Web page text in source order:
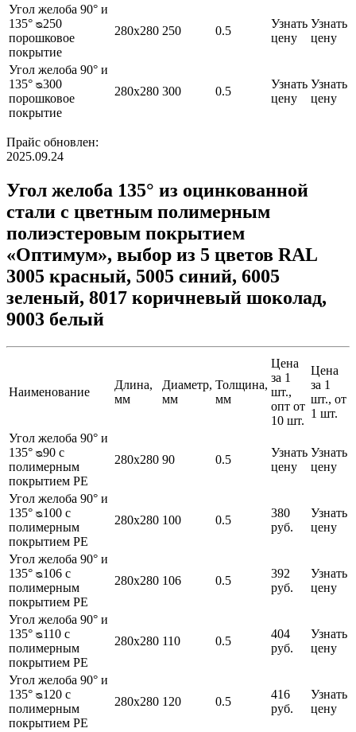
Угол желоба 90° и
135° ᴓ250
порошковое
покрытие
280х280 250 0.5
Узнать
цену
Узнать
цену
Угол желоба 90° и
135° ᴓ300
порошковое
покрытие
280х280 300 0.5
Узнать
цену
Узнать
цену
Прайс обновлен:
2025.09.24
Угол желоба 135° из оцинкованной
стали с цветным полимерным
полиэстеровым покрытием
«Оптимум», выбор из 5 цветов RAL
3005 красный, 5005 синий, 6005
зеленый, 8017 коричневый шоколад,
9003 белый
Наименование
Длина,
мм
Диаметр,
мм
Толщина,
мм
Цена
за 1
шт.,
опт от
10 шт.
Цена
за 1
шт., от
1 шт.
Угол желоба 90° и
135° ᴓ90 с
полимерным
покрытием PE
280х280 90 0.5
Узнать
цену
Узнать
цену
Угол желоба 90° и
135° ᴓ100 с
полимерным
покрытием PE
280х280 100 0.5
380
руб.
Узнать
цену
Угол желоба 90° и
135° ᴓ106 с
полимерным
покрытием PE
280х280 106 0.5
392
руб.
Узнать
цену
Угол желоба 90° и
135° ᴓ110 с
полимерным
покрытием PE
280х280 110 0.5
404
руб.
Узнать
цену
Угол желоба 90° и
135° ᴓ120 с
полимерным
покрытием PE
280х280 120 0.5
416
руб.
Узнать
цену